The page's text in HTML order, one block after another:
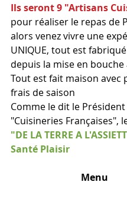
Ils seront 9 "Artisans
pour réaliser le repas de
alors venez vivre une
UNIQUE, tout est
depuis la mise en bouche
Tout est fait maison avec
frais de saison
Comme le dit le Président
"Cuisineries Françaises",
"DE LA TERRE A
Santé Plaisir
Menu